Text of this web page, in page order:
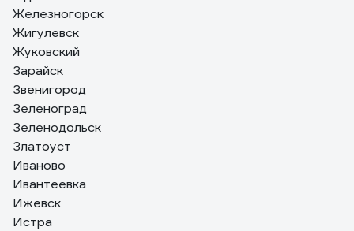
Железногорск
Жигулевск
Жуковский
Зарайск
Звенигород
Зеленоград
Зеленодольск
Златоуст
Иваново
Ивантеевка
Ижевск
Истра